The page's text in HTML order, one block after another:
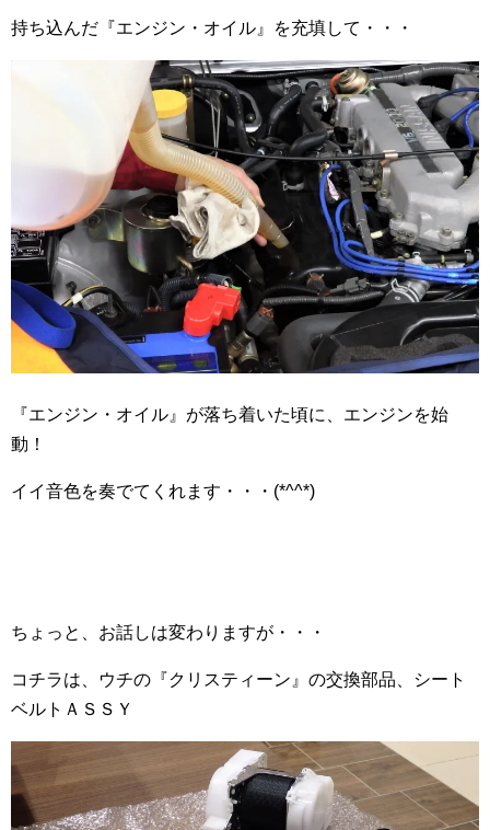
持ち込んだ『エンジン・オイル』を充填して・・・
『エンジン・オイル』が落ち着いた頃に、エンジンを始
動！
イイ音色を奏でてくれます・・・(*^^*)
ちょっと、お話しは変わりますが・・・
コチラは、ウチの『クリスティーン』の交換部品、シート
ベルトＡＳＳＹ